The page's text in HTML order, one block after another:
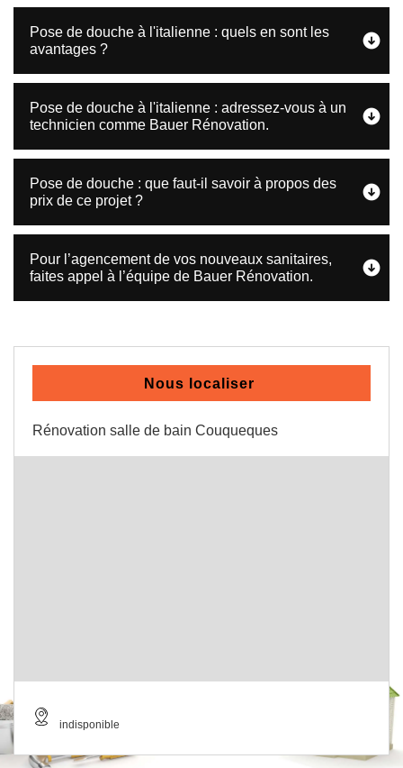
Pose de douche à l'italienne : quels en sont les
avantages ?
Pose de douche à l'italienne : adressez-vous à un
technicien comme Bauer Rénovation.
Pose de douche : que faut-il savoir à propos des
prix de ce projet ?
Pour l’agencement de vos nouveaux sanitaires,
faites appel à l’équipe de Bauer Rénovation.
Nous localiser
Rénovation salle de bain Couqueques
indisponible